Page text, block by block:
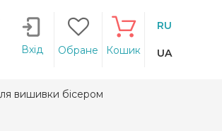
Вхід Обране Кошик
RU
UA
вишивки бісером